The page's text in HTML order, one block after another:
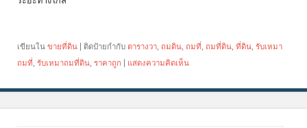
เขียนใน ขายที่ดิน ติดป้ายกำกับ ตารางวา, ถมดิน, ถมที่, ถมที่ดิน, ที่ดิน, รับเหมา
ถมที่, รับเหมาถมที่ดิน, ราคาถูก แสดงความคิดเห็น